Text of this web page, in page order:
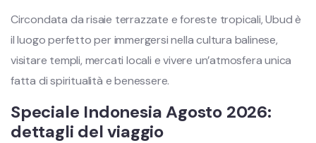
Circondata da risaie terrazzate e foreste tropicali, Ubud è
il luogo perfetto per immergersi nella cultura balinese,
visitare templi, mercati locali e vivere un’atmosfera unica
fatta di spiritualità e benessere.
Speciale Indonesia Agosto 2026:
dettagli del viaggio